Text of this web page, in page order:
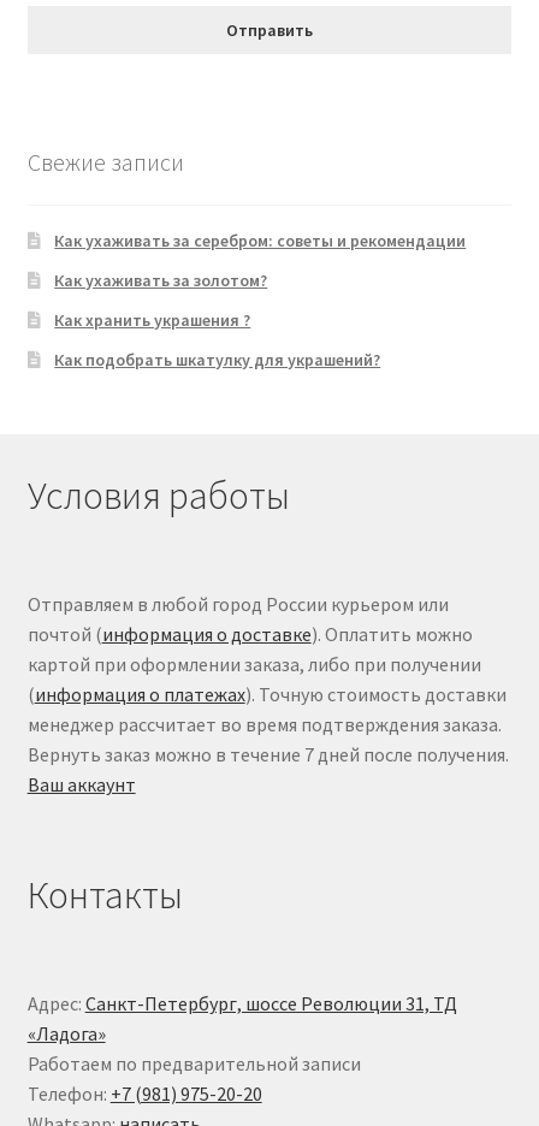
Свежие записи
Как ухаживать за серебром: советы и рекомендации
Как ухаживать за золотом?
Как хранить украшения ?
Как подобрать шкатулку для украшений?
Условия работы
Отправляем в любой город России курьером или
почтой (информация о доставке). Оплатить можно
картой при оформлении заказа, либо при получении
(информация о платежах). Точную стоимость доставки
менеджер рассчитает во время подтверждения заказа.
Вернуть заказ можно в течение 7 дней после получения.
Ваш аккаунт
Контакты
Адрес: Санкт-Петербург, шоссе Революции 31, ТД
«Ладога»
Работаем по предварительной записи
Телефон: +7 (981) 975-20-20